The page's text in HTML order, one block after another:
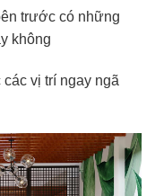
trước có những
không
vị trí ngay ngã